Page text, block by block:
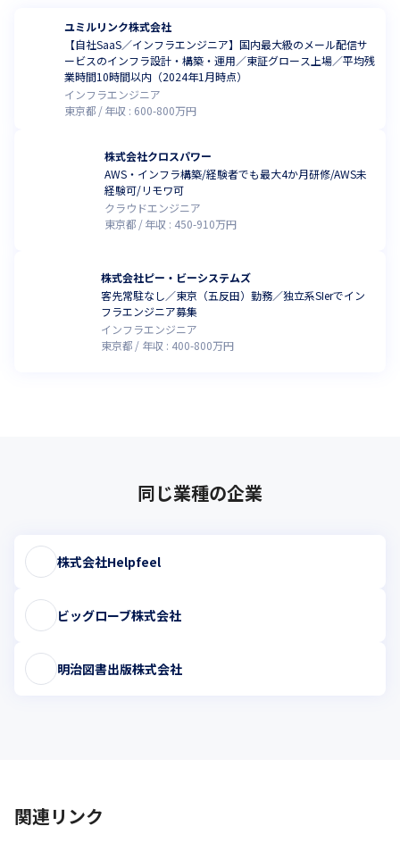
ユミルリンク株式会社
【自社SaaS／インフラエンジニア】国内最大級のメール配信サ
ービスのインフラ設計・構築・運用／東証グロース上場／平均残
業時間10時間以内（2024年1月時点）
インフラエンジニア
東京都
年収 : 600-800万円
株式会社クロスパワー
AWS・インフラ構築/経験者でも最大4か月研修/AWS未
経験可/リモワ可
クラウドエンジニア
東京都
年収 : 450-910万円
株式会社ピー・ビーシステムズ
客先常駐なし／東京（五反田）勤務／独立系SIerでイン
フラエンジニア募集
インフラエンジニア
東京都
年収 : 400-800万円
同じ業種の企業
株式会社Helpfeel
ビッグローブ株式会社
明治図書出版株式会社
関連リンク